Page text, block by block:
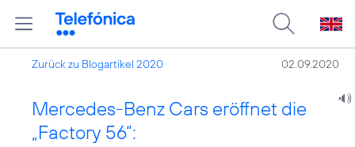
Zurück zu Blogartikel 2020 02.09.2020
Mercedes-Benz Cars eröffnet die
„Factory 56“: